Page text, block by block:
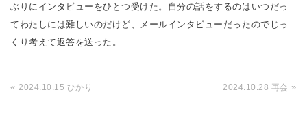
ぶりにインタビューをひとつ受けた。自分の話をするのはいつだっ
てわたしには難しいのだけど、メールインタビューだったのでじっ
くり考えて返答を送った。
« 2024.10.15 ひかり 2024.10.28 再会 »